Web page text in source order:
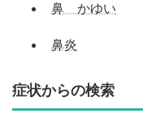
鼻 かゆい
鼻炎
症状からの検索